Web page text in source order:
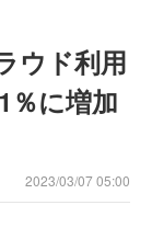
ウド利用
％に増加
2023/03/07 05:00